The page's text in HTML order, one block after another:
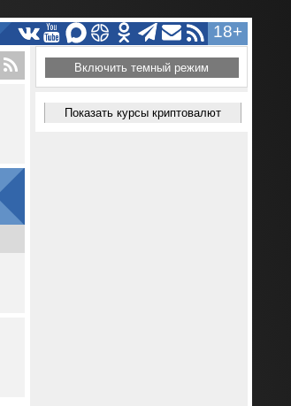
18+
Включить темный режим
Показать курсы криптовалют